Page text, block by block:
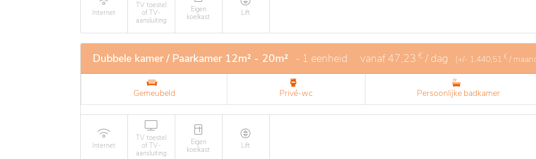
Internet
TV toestel
of TV-
aansluiting
Eigen
koelkast
Lift
Dubbele kamer / Paarkamer 12m² - 20m² - 1 eenheid vanaf47,23 € / dag (+/- 1.440,51 € /
Gemeubeld Privé-wc Persoonlijke badkamer
Internet
TV toestel
of TV-
aansluiting
Eigen
koelkast
Lift